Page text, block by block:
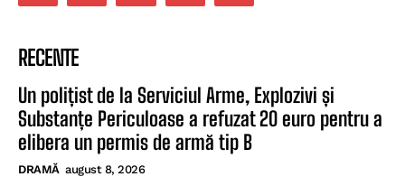
RECENTE
Un polițist de la Serviciul Arme, Explozivi și
Substanțe Periculoase a refuzat 20 euro pentru a
elibera un permis de armă tip B
DRAMĂ august 8, 2026